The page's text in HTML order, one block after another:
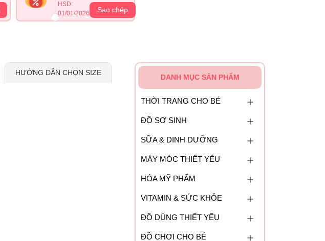
HSD:
01/01/2026
Sao chép
HƯỚNG DẪN CHỌN SIZE
DANH MỤC SẢN PHẨM
THỜI TRANG CHO BÉ
ĐỒ SƠ SINH
SỮA & DINH DƯỠNG
MÁY MÓC THIẾT YẾU
HÓA MỸ PHẨM
VITAMIN & SỨC KHỎE
ĐỒ DÙNG THIẾT YẾU
ĐỒ CHƠI CHO BÉ